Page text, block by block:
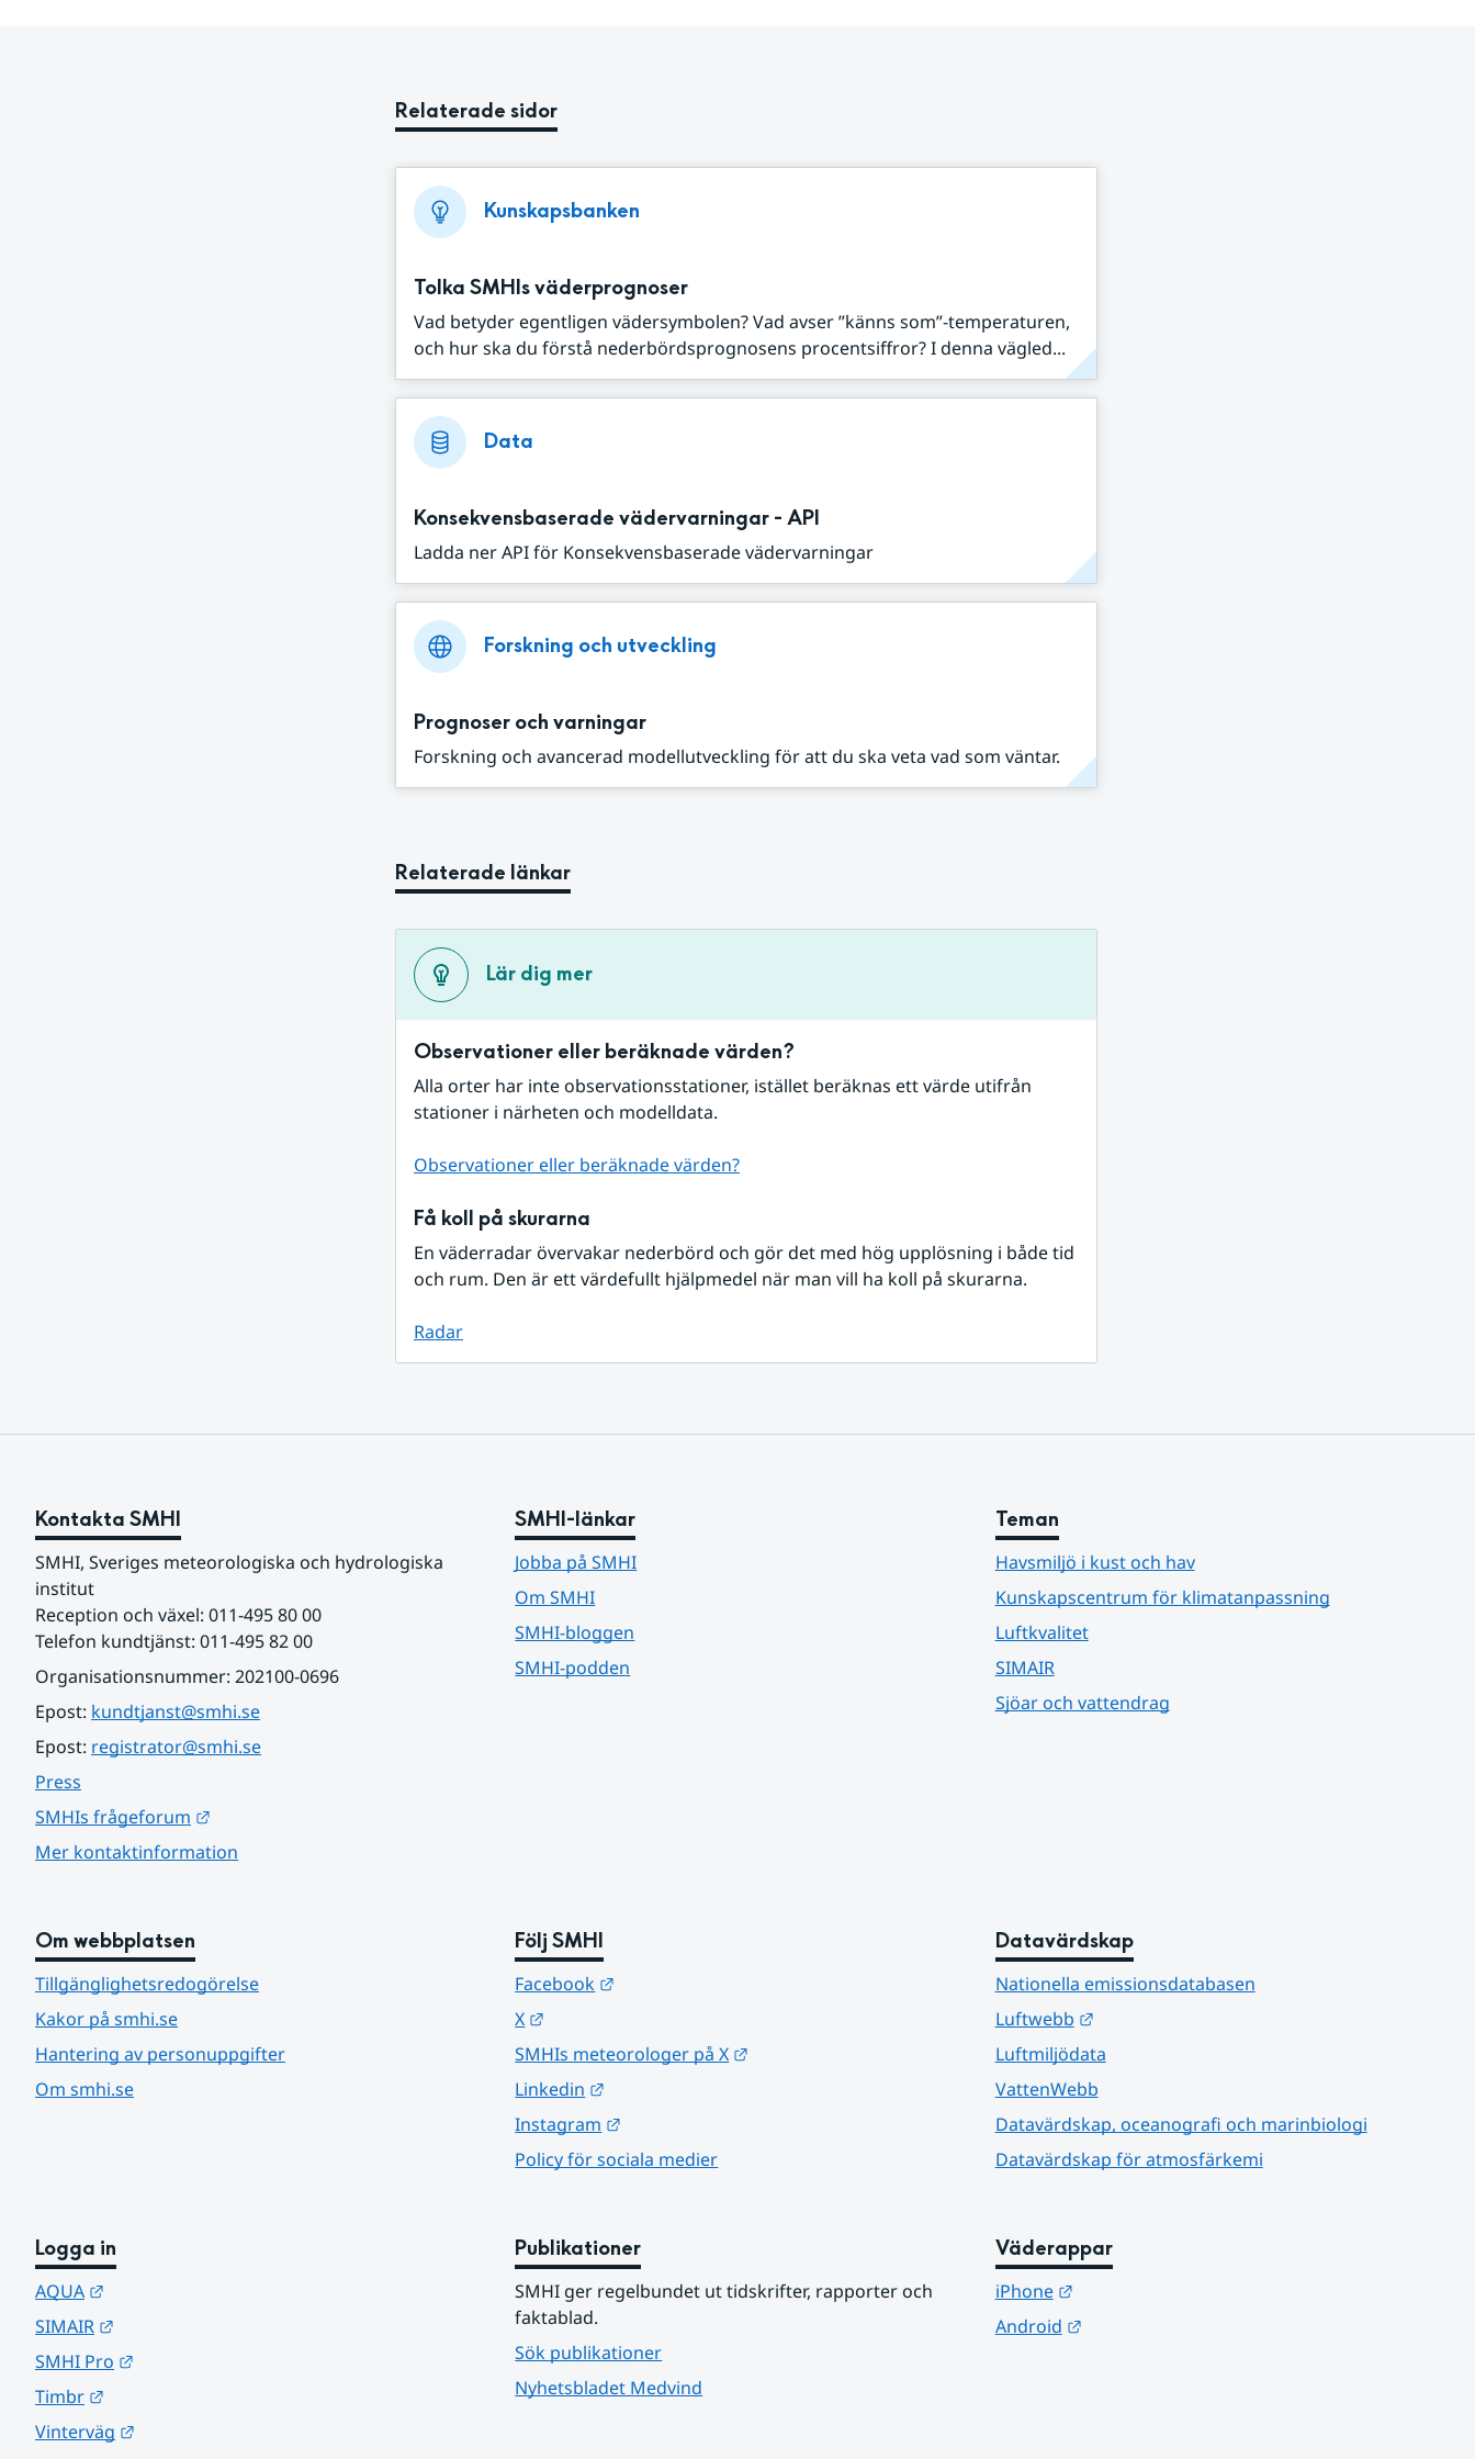
Relaterade sidor
Kunskapsbanken
Tolka SMHIs väderprognoser
Vad betyder egentligen vädersymbolen? Vad avser ”känns som”-temperaturen,
och hur ska du förstå nederbördsprognosens procentsiffror? I denna vägled...
Data
Konsekvensbaserade vädervarningar - API
Ladda ner API för Konsekvensbaserade vädervarningar
Forskning och utveckling
Prognoser och varningar
Forskning och avancerad modellutveckling för att du ska veta vad som väntar.
Relaterade länkar
Lär dig mer
Observationer eller beräknade värden?
Alla orter har inte observationsstationer, istället beräknas ett värde utifrån
stationer i närheten och modelldata.
Observationer eller beräknade värden?
Få koll på skurarna
En väderradar övervakar nederbörd och gör det med hög upplösning i både tid
och rum. Den är ett värdefullt hjälpmedel när man vill ha koll på skurarna.
Radar
Kontakta SMHI
SMHI, Sveriges meteorologiska och hydrologiska
institut
Reception och växel: 011-495 80 00
Telefon kundtjänst: 011-495 82 00
Organisationsnummer: 202100-0696
Epost: kundtjanst@smhi.se
Epost: registrator@smhi.se
Press
SMHIs frågeforum
Mer kontaktinformation
SMHI-länkar
Jobba på SMHI
Om SMHI
SMHI-bloggen
SMHI-podden
Teman
Havsmiljö i kust och hav
Kunskapscentrum för klimatanpassning
Luftkvalitet
SIMAIR
Sjöar och vattendrag
Om webbplatsen
Tillgänglighetsredogörelse
Kakor på smhi.se
Hantering av personuppgifter
Om smhi.se
Följ SMHI
Facebook
X
SMHIs meteorologer på X
Linkedin
Instagram
Policy för sociala medier
Datavärdskap
Nationella emissionsdatabasen
Luftwebb
Länk till annan webbplats.
Luftmiljödata
VattenWebb
Datavärdskap, oceanografi och marinbiologi
Datavärdskap för atmosfärkemi
Logga in
AQUA
SIMAIR
SMHI Pro
Timbr
Vinterväg
Publikationer
SMHI ger regelbundet ut tidskrifter, rapporter och
faktablad.
Sök publikationer
Nyhetsbladet Medvind
Väderappar
iPhone
Länk till annan webbplats.
Android
Länk till annan webbplats.